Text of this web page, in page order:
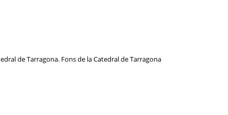
de Tarragona. Fons de la Catedral de Tarragona